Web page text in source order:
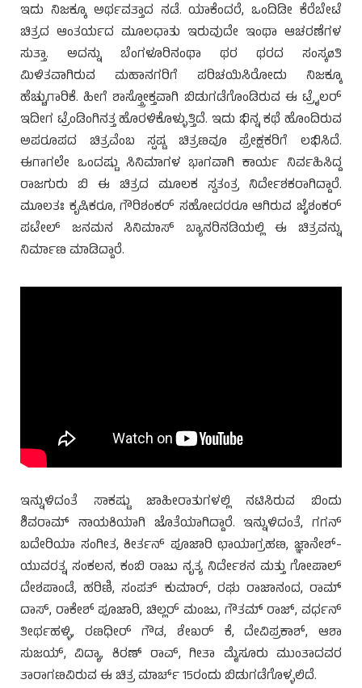
ಇದು ನಿಜಕ್ಕೂ ಅರ್ಥವತ್ತಾದ ನಡೆ. ಯಾಕೆಂದರೆ, ಒಂದಿಡೀ ಕೆರೆಬೇಟೆ
ಚಿತ್ರದ ಆಂತರ್ಯದ ಮೂಲಧಾತು ಇರುವುದೇ ಇಂಥಾ ಆಚರಣೆಗಳ
ಸುತ್ತಾ. ಅದನ್ನು ಬೆಂಗಳೂರಿನಂಥಾ ಥರ ಥರದ ಸಂಸ್ಕøತಿ
ಮಿಳಿತವಾಗಿರುವ ಮಹಾನಗರಿಗೆ ಪರಿಚಯಿಸಿರೋದು ನಿಜಕ್ಕೂ
ಹೆಚ್ಚುಗಾರಿಕೆ. ಹೀಗೆ ಶಾಸ್ತ್ರೋಕ್ತವಾಗಿ ಬಿಡುಗಡೆಗೊಂಡಿರುವ ಈ ಟ್ರೈಲರ್
ಇದೀಗ ಟ್ರೆಂಡಿಂಗಿನತ್ತ ಹೊರಳಿಕೊಳ್ಳುತ್ತಿದೆ. ಇದು ಭಿನ್ನ ಕಥೆ ಹೊಂದಿರುವ
ಅಪರೂಪದ ಚಿತ್ರವೆಂಬ ಸ್ಪಷ್ಟ ಚಿತ್ರಣವೂ ಪ್ರೇಕ್ಷಕರಿಗೆ ಲಭಿಸಿದೆ.
ಈಗಾಗಲೇ ಒಂದಷ್ಟು ಸಿನಿಮಾಗಳ ಭಾಗವಾಗಿ ಕಾರ್ಯ ನಿರ್ವಹಿಸಿದ್ದ
ರಾಜಗುರು ಬಿ ಈ ಚಿತ್ರದ ಮೂಲಕ ಸ್ವತಂತ್ರ ನಿರ್ದೇಶಕರಾಗಿದ್ದಾರೆ.
ಮೂಲತಃ ಕೃಷಿಕರೂ, ಗೌರಿಶಂಕರ್ ಸಹೋದರರೂ ಆಗಿರುವ ಜೈಶಂಕರ್
ಪಟೇಲ್ ಜನಮನ ಸಿನಿಮಾಸ್ ಬ್ಯಾನರಿನಡಿಯಲ್ಲಿ ಈ ಚಿತ್ರವನ್ನು
ನಿರ್ಮಾಣ ಮಾಡಿದ್ದಾರೆ.
ಇನ್ನುಳಿದಂತೆ ಸಾಕಷ್ಟು ಜಾಹೀರಾತುಗಳಲ್ಲಿ ನಟಿಸಿರುವ ಬಿಂದು
ಶಿವರಾಮ್ ನಾಯಕಿಯಾಗಿ ಜೊತೆಯಾಗಿದ್ದಾರೆ. ಇನ್ನುಳಿದಂತೆ, ಗಗನ್
ಬದೇರಿಯಾ ಸಂಗೀತ, ಕೀರ್ತನ್ ಪೂಜಾರಿ ಛಾಯಾಗ್ರಹಣ, ಜ್ಞಾನೇಶ್-
ಯುವರತ್ನ ಸಂಕಲನ, ಕಂಬಿ ರಾಜು ನೃತ್ಯ ನಿರ್ದೇಶನ ಮತ್ತು ಗೋಪಾಲ್
ದೇಶಪಾಂಡೆ, ಹರಿಣಿ, ಸಂಪತ್ ಕುಮಾರ್, ರಘು ರಾಜಾನಂದ, ರಾಮ್
ದಾಸ್, ರಾಕೇಶ್ ಪೂಜಾರಿ, ಚಿಲ್ಲರ್ ಮಂಜು, ಗೌತಮ್ ರಾಜ್, ವರ್ಧನ್
ತೀರ್ಥಹಳ್ಳಿ, ರಣಧೀರ್ ಗೌಡ, ಶೇಖರ್ ಕೆ, ದೇವಿಪ್ರಕಾಶ್, ಆಶಾ
ಸುಜಯ್, ವಿದ್ಯಾ, ಕಿರಣ್ ರಾವ್, ಗೀತಾ ಮೈಸೂರು ಮುಂತಾದವರ
ತಾರಾಗಣವಿರುವ ಈ ಚಿತ್ರ ಮಾರ್ಚ್ 15ರಂದು ಬಿಡುಗಡೆಗೊಳ್ಳಲಿದೆ.